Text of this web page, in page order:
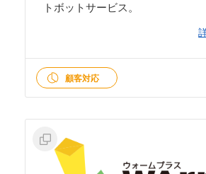
トボットサービス。
顧客対応